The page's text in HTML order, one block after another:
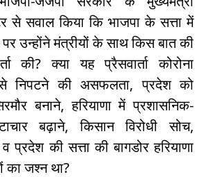
से सवाल किया कि भाजपा के सत्ता में
उन्होंने मंत्रीयों के साथ किस बात की
की? क्या यह प्रैसवार्ता कोरोना
निपटने की असफलता, प्रदेश को
बनाने, हरियाणा में प्रशासनिक-
बढ़ाने, किसान विरोधी सोच,
प्रदेश की सत्ता की बागडोर हरियाणा
का जश्न था?